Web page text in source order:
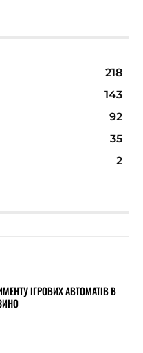
218
143
92
35
2
ІГРОВИХ АВТОМАТІВ В